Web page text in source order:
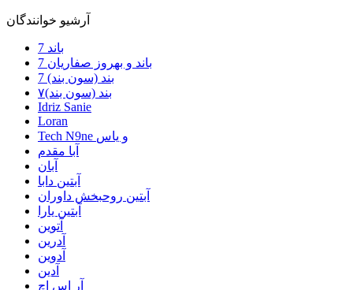
آرشیو خوانندگان
7 باند
7 باند و بهروز صفاریان
7 بند (سون بند)
۷بند (سون بند)
Idriz Sanie
Loran
Tech N9ne و یاس
آبا مقدم
آبان
آبتین دابا
آبتین روحبخش داوران
آبتین یارا
آتوین
آدرین
آدوین
آدین
آر اس اچ